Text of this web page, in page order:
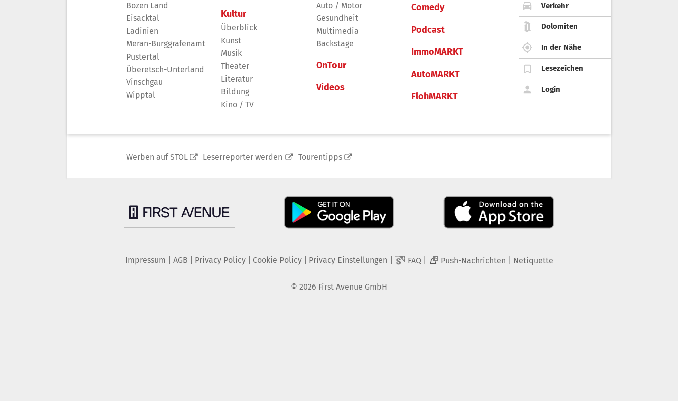
Bozen Land
Eisacktal
Ladinien
Meran-Burggrafenamt
Pustertal
Überetsch-Unterland
Vinschgau
Wipptal
Kultur
Überblick
Kunst
Musik
Theater
Literatur
Bildung
Kino / TV
Auto / Motor
Gesundheit
Multimedia
Backstage
OnTour
Videos
Comedy
Podcast
ImmoMARKT
AutoMARKT
FlohMARKT
Verkehr
Dolomiten
In der Nähe
Lesezeichen
Login
Werben auf STOL Leserreporter werden Tourentipps
Impressum AGB Privacy Policy| Cookie Policy| Privacy Einstellungen FAQ 2 Push-Nachrichten Netiquette
© 2026 First Avenue GmbH